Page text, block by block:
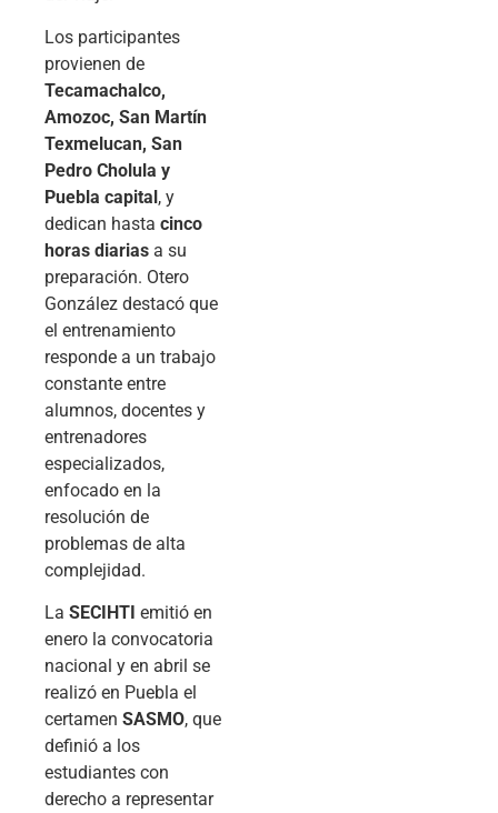
Los participantes
provienen de
Tecamachalco,
Amozoc, San Martín
Texmelucan, San
Pedro Cholula y
Puebla capital, y
dedican hasta cinco
horas diarias a su
preparación. Otero
González destacó que
el entrenamiento
responde a un trabajo
constante entre
alumnos, docentes y
entrenadores
especializados,
enfocado en la
resolución de
problemas de alta
complejidad.
La SECIHTI emitió en
enero la convocatoria
nacional y en abril se
realizó en Puebla el
certamen SASMO, que
definió a los
estudiantes con
derecho a representar